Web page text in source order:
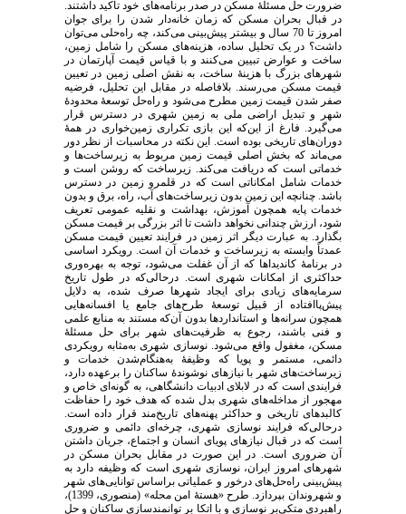
ضرورت حل مسئلۀ مسکن در صدر برنامه‌های خود تأکید داشتند.
در قبال بحران مسکن که زمان خانه‌دار شدن را برای جوان
امروز تا 70 سال و بیشتر پیش‌بینی می‌کند، چه راه‌حلی می‌توان
داشت؟ در یک تحلیل ساده، هزینه‌های مسکن را شامل زمین،
ساخت و عوارض تبیین می‌کنند و با قیاس قیمت آپارتمان در
شهرهای بزرگ با هزینۀ ساخت، به نقش اصلی زمین در تعیین
قیمت مسکن می‌رسند. بلافاصله در مقابل این تحلیل، فرضیه
صفر شدن قیمت زمین مطرح می‌شود و راه‌حل توسعۀ محدودۀ
شهر و تبدیل اراضی ملی به زمین شهری در دسترس قرار
می‌گیرد. فارغ از این‌که این بازی تکراری زمین‌خواری در همۀ
دوران‌های تاریخی بوده است. این نکته در محاسبات از نظر دور
می‌ماند که بخش اصلی قیمت زمین مربوط به زیرساخت‌ها و
خدماتی است که دریافت می‌کند. زیرساخت‌ که روشن است و
خدمات شامل امکاناتی است که در قلمرو زمین در دسترس
باشد. چنانچه این زمین بدون زیرساخت‌های آب، راه، برق و بدون
خدمات پایه همچون آموزش، بهداشت و نقلیه عمومی تعریف
شود، ارزش چندانی نخواهد داشت تا اثر بزرگی بر قیمت مسکن
بگذارد. به عبارت دیگر اثر زمین در فرایند تعیین قیمت مسکن
عمدتاً وابسته به زیرساخت و خدمات آن است. رویکرد اساسی
در برنامۀ کاندیداها که از آن غفلت می‌شود، توجه به بهره‌وری
حداکثری از امکانات شهری است. درحالی‌که در طول تاریخ
سرمایه‌های زیادی برای ایجاد شهرها صرف شده، به دلایل
پیش‌پا‌افتاده از قبیل توسعۀ طرح‌های جامع یا افسانه‌هایی
همچون سرانه‌ها و استانداردها بدون آن‌که مستند به منابع علمی
و فنی باشند، رجوع به ظرفیت‌های شهر برای حل مسئلۀ
مسکن، مغفول واقع می‌شود. نوسازی شهری به‌مثابه رویکردی
دائمی، مستمر و پویا که وظیفۀ به‌هنگام‌شدن خدمات و
زیرساخت‌های شهر با نیازهای نوشوندۀ ساکنان را برعهده دارد،
فرایندی است که در لابلای ادبیات دانشگاهی، به‌ گونه‌ای خاص و
مهجور از مداخله‌های شهری بدل شده که هدف خود را حفاظت
کالبدهای تاریخی و حداکثر پهنه‌های تاریخ‌مند قرار داده است.
در‌حالی‌که فرایند نوسازی شهری، چرخه‌ای دائمی و ضروری
است که در قبال نیازهای پویای انسان و اجتماع، جریان داشتن
آن ضروری است. در این صورت در مقابل بحران مسکن در
شهرهای امروز ایران، نوسازی شهری است که وظیفه دارد به
پیش‌بینی راه‌حل‌های درخور و عملیاتی براساس توانایی‌های شهر
و شهروندان بپردازد. طرح «هستۀ امن محله» (منصوری، 1399)،
راهبردی متکی‌بر نوسازی و با اتکا بر توانمندسازی ساکنان و حل